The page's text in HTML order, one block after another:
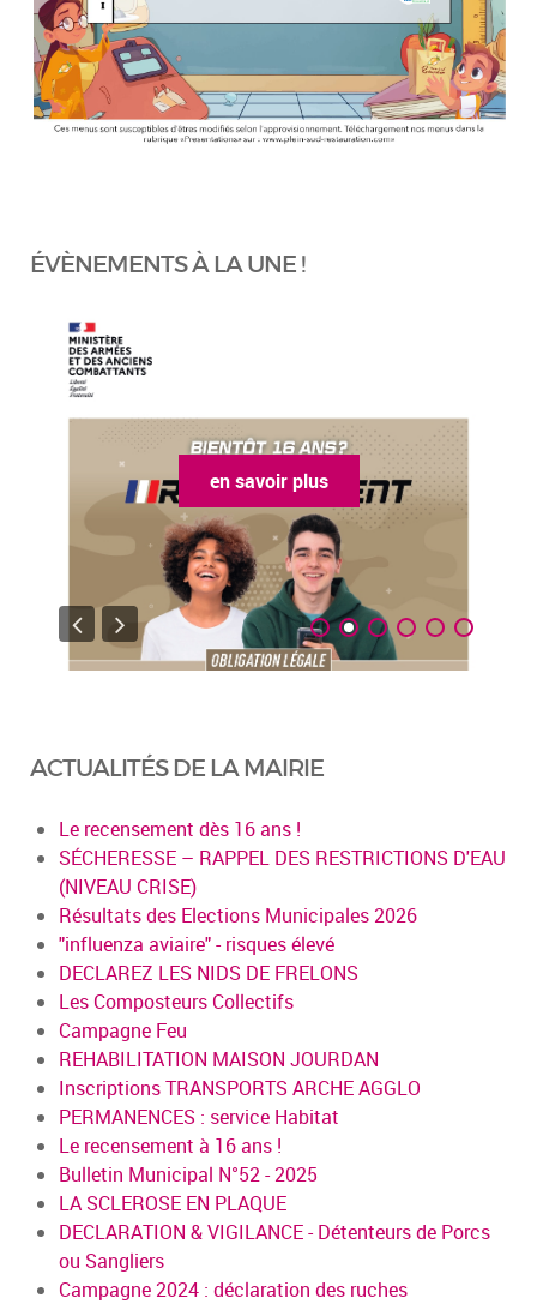
ÉVÈNEMENTS À LA UNE !
en savoir plus
ACTUALITÉS DE LA MAIRIE
Le recensement dès 16 ans !
SÉCHERESSE – RAPPEL DES RESTRICTIONS D'EAU
(NIVEAU CRISE)
Résultats des Elections Municipales 2026
"influenza aviaire" - risques élevé
DECLAREZ LES NIDS DE FRELONS
Les Composteurs Collectifs
Campagne Feu
REHABILITATION MAISON JOURDAN
Inscriptions TRANSPORTS ARCHE AGGLO
PERMANENCES : service Habitat
Le recensement à 16 ans !
Bulletin Municipal N°52 - 2025
LA SCLEROSE EN PLAQUE
DECLARATION & VIGILANCE - Détenteurs de Porcs
ou Sangliers
Campagne 2024 : déclaration des ruches